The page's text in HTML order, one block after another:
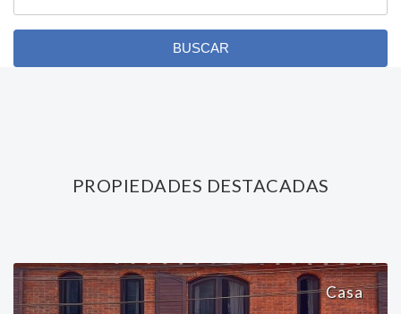
BUSCAR
PROPIEDADES DESTACADAS
Casa